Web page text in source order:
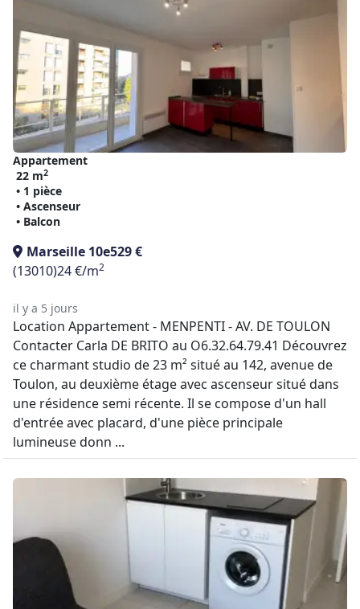
Appartement
22 m2
• 1 pièce
• Ascenseur
• Balcon
Marseille 10e529 €
(13010)24 €/m2
il y a 5 jours
Location Appartement - MENPENTI - AV. DE TOULON
Contacter Carla DE BRITO au O6.32.64.79.41 Découvrez
ce charmant studio de 23 m² situé au 142, avenue de
Toulon, au deuxième étage avec ascenseur situé dans
une résidence semi récente. Il se compose d'un hall
d'entrée avec placard, d'une pièce principale
lumineuse donn ...